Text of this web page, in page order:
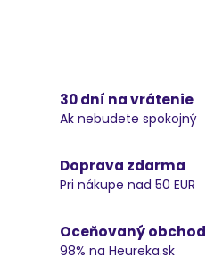
30 dní na vrátenie
Ak nebudete spokojný
Doprava zdarma
Pri nákupe nad 50 EUR
Oceňovaný obchod
98% na Heureka.sk